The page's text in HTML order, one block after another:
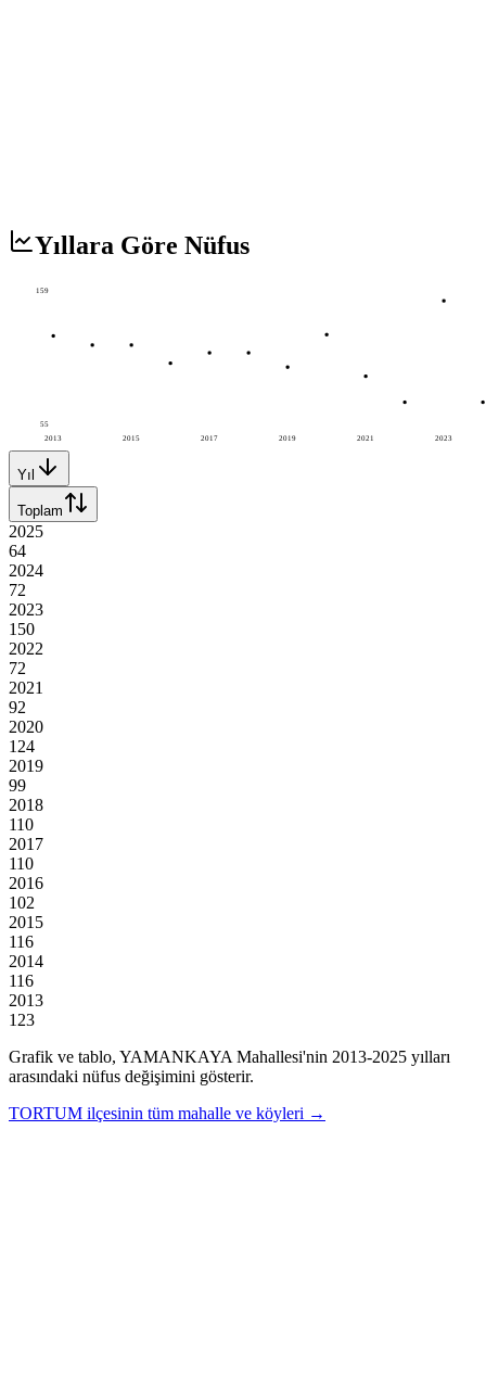
Yıllara Göre Nüfus
2013 2015 2017 2019 2021 2023
159
55
Yıl
Toplam
2025
64
2024
72
2023
150
2022
72
2021
92
2020
124
2019
99
2018
110
2017
110
2016
102
2015
116
2014
116
2013
123
Grafik ve tablo, YAMANKAYA Mahallesi'nin 2013-2025 yılları
arasındaki nüfus değişimini gösterir.
TORTUM ilçesinin tüm mahalle ve köyleri →